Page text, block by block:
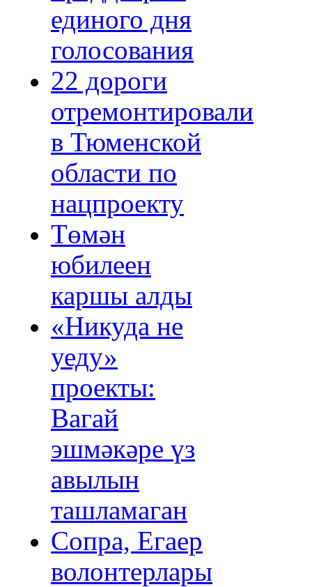
единого дня
голосования
22 дороги
отремонтировали
в Тюменской
области по
нацпроекту
Төмән
юбилеен
каршы алды
«Никуда не
уеду»
проекты:
Вагай
эшмәкәре үз
авылын
ташламаган
Сопра, Егаер
волонтерлары